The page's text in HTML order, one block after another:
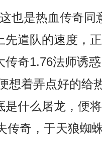
也是热血传奇同
先遣队的速度，
传奇1.76法师诱
想着弄点好的给
是什么屠龙，便
传奇，于天狼蜘